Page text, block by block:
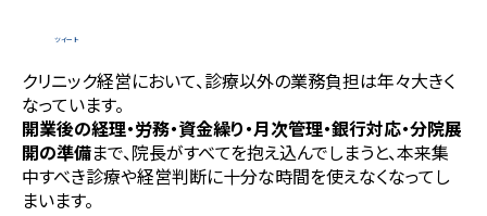
ツイート
クリニック経営において、診療以外の業務負担は年々大きく
なっています。
開業後の経理・労務・資金繰り・月次管理・銀行対応・分院展
開の準備まで、院長がすべてを抱え込んでしまうと、本来集
中すべき診療や経営判断に十分な時間を使えなくなってし
まいます。